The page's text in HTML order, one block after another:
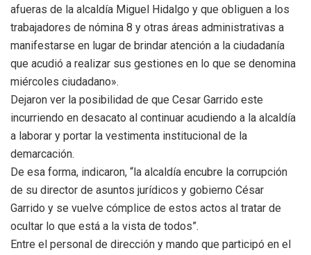
afueras de la alcaldía Miguel Hidalgo y que obliguen a los
trabajadores de nómina 8 y otras áreas administrativas a
manifestarse en lugar de brindar atención a la ciudadanía
que acudió a realizar sus gestiones en lo que se denomina
miércoles ciudadano».
Dejaron ver la posibilidad de que Cesar Garrido este
incurriendo en desacato al continuar acudiendo a la alcaldía
a laborar y portar la vestimenta institucional de la
demarcación.
De esa forma, indicaron, “la alcaldía encubre la corrupción
de su director de asuntos jurídicos y gobierno César
Garrido y se vuelve cómplice de estos actos al tratar de
ocultar lo que está a la vista de todos”.
Entre el personal de dirección y mando que participó en el